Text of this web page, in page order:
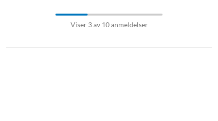
Viser 3 av 10 anmeldelser